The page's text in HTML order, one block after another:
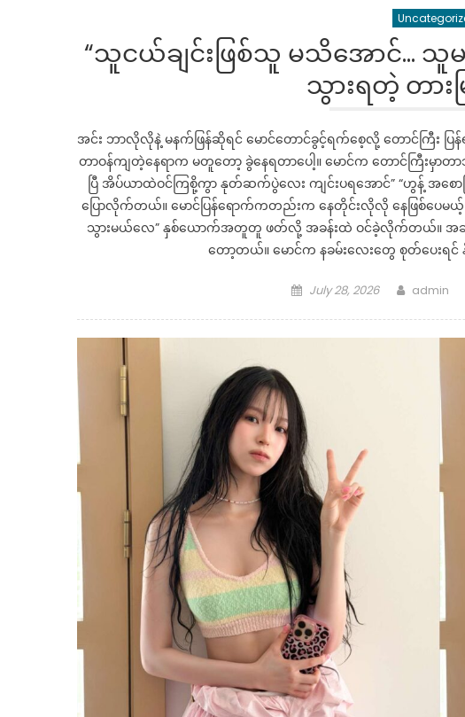
“သူငယ်ချင်းဖြစ်သူ မသိအောင်… သူ
သွားရတဲ့ တားမ
အင်း ဘာလိုလိုနဲ့ မနက်ဖြန်ဆိုရင် မောင်တောင်ခွင့်ရက်စေ့လို့ တောင်ကြီး ပြ
တာဝန်ကျတဲ့နေရာက မတူတော့ ခွဲနေရတာပေါ့။ မောင်က တောင်ကြီးမှာတ
ပြီ အိပ်ယာထဲဝင်ကြစို့ကွာ နုတ်ဆက်ပွဲလေး ကျင်းပရအောင်” “ဟွန့် အစော
ပြောလိုက်တယ်။ မောင်ပြန်ရောက်ကတည်းက နေတိုင်းလိုလို နေဖြစ်ပေမယ့်
သွားမယ်လေ” နှစ်ယောက်အတူတူ ဖတ်လို့ အခန်းထဲ ဝင်ခဲ့လိုက်တယ်။ အခ
တော့တယ်။ မောင်က နခမ်းလေးတွေ စုတ်ပေးရ
Posted
July 28, 2026 Author
admin